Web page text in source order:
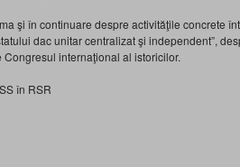
şi în continuare despre activităţile concrete
dac unitar centralizat şi independent”,
internaţional al istoricilor.
în RSR